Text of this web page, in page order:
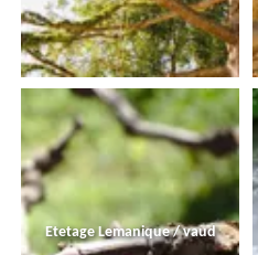
Etetage Lemanique / vaud